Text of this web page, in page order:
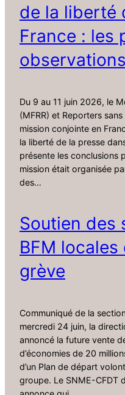
de la liberté
France : les
observations
Du 9 au 11 juin 2026, le
(MFRR) et Reporters
mission conjointe en
la liberté de la presse
présente les conclusions
mission était organisée
des…
Soutien des
BFM locales
grève
Communiqué de la
mercredi 24 juin, la
annoncé la future vente
d’économies de 20
d’un Plan de départ
groupe. Le SNME-CFDT